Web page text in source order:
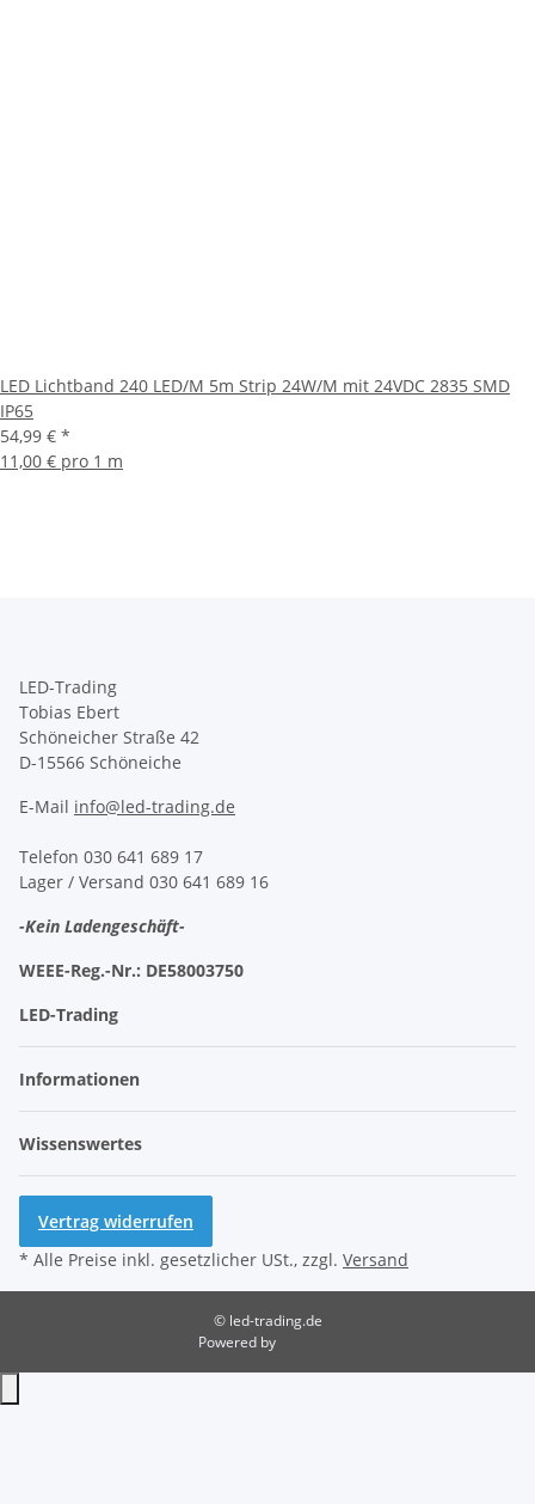
LED Lichtband 240 LED/M 5m Strip 24W/M mit 24VDC 2835 SMD
IP65
54,99 € *
11,00 € pro 1 m
LED-Trading
Tobias Ebert
Schöneicher Straße 42
D-15566 Schöneiche
E-Mail info@led-trading.de
Telefon 030 641 689 17
Lager / Versand 030 641 689 16
-Kein Ladengeschäft-
WEEE-Reg.-Nr.: DE58003750
LED-Trading
Informationen
Wissenswertes
Vertrag widerrufen
* Alle Preise inkl. gesetzlicher USt., zzgl. Versand
© led-trading.de
Powered by